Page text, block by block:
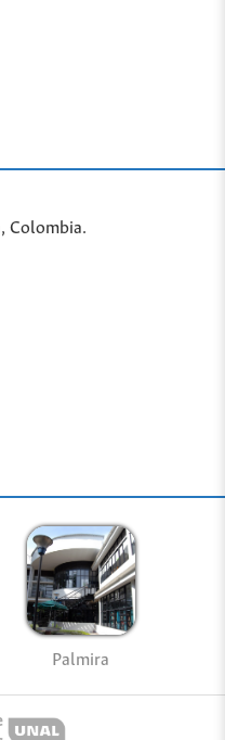
Colombia.
Palmira